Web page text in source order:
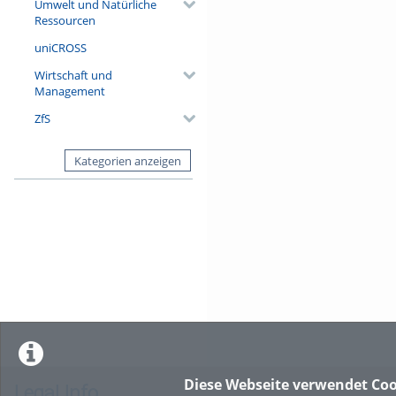
Diese Webseite verwendet
Umwelt und Natürliche
Ressourcen
uniCROSS
Wirtschaft und
Management
ZfS
Kategorien anzeigen